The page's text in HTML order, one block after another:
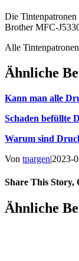
Die
Brother MFC-
Alle
Ähnliche
Kann man alle
Schaden befüllte
Warum sind
Von tpargen|2023-
Share This Story,
Facebook
Twitter
Vk
Ähnliche